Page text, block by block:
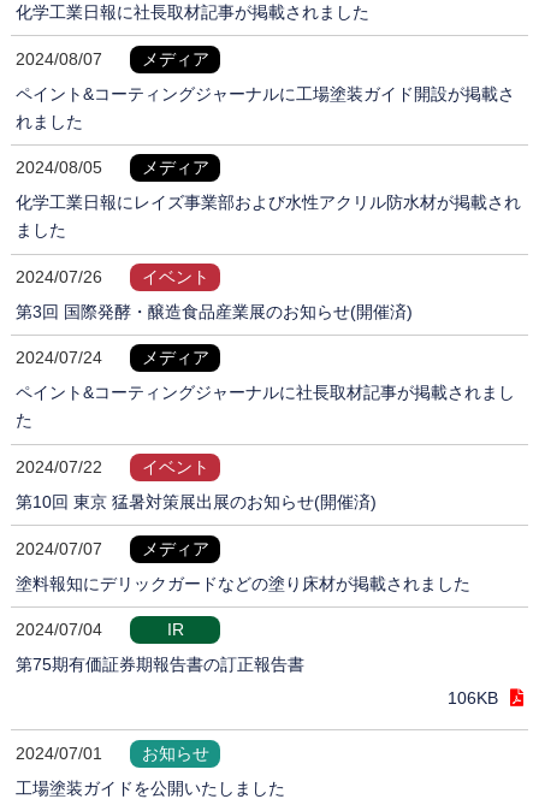
化学工業日報に社長取材記事が掲載されました
2024/08/07
メディア
ペイント&コーティングジャーナルに工場塗装ガイド開設が掲載さ
れました
2024/08/05
メディア
化学工業日報にレイズ事業部および水性アクリル防水材が掲載され
ました
2024/07/26
イベント
第3回 国際発酵・醸造食品産業展のお知らせ(開催済)
2024/07/24
メディア
ペイント&コーティングジャーナルに社長取材記事が掲載されまし
た
2024/07/22
イベント
第10回 東京 猛暑対策展出展のお知らせ(開催済)
2024/07/07
メディア
塗料報知にデリックガードなどの塗り床材が掲載されました
2024/07/04
IR
第75期有価証券期報告書の訂正報告書
106KB
2024/07/01
お知らせ
工場塗装ガイドを公開いたしました